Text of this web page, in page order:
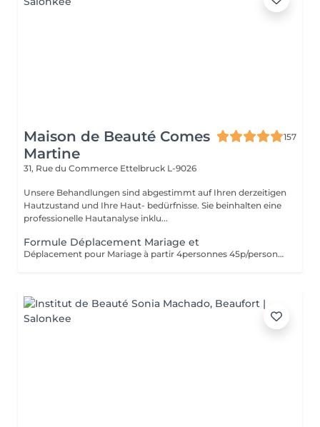
Maison de Beauté Comes
Martine
157
31, Rue du Commerce Ettelbruck L-9026
Unsere Behandlungen sind abgestimmt auf Ihren derzeitigen
Hautzustand und Ihre Haut- bedürfnisse. Sie beinhalten eine
professionelle Hautanalyse inklu...
Formule Déplacement Mariage et
Déplacement pour Mariage à partir 4personnes 45p/personne